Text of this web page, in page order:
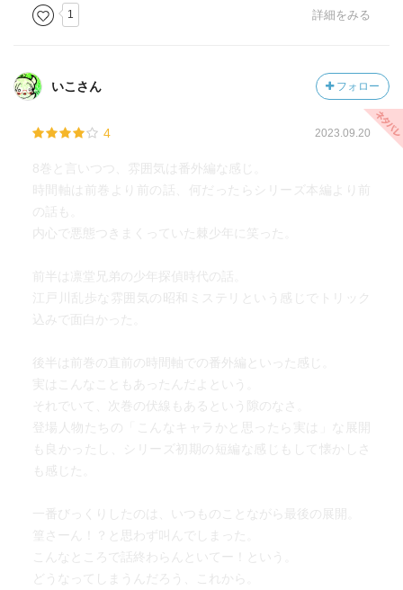
「蟲あるいはエピローグ」
奪われた首に纏わる動物たちは。
を蝕んでいくのが分かっていたのであれば普通ならば恐怖
に気が狂ってしまうだろうな。
最後の一人になるまで続けるのであれば、これは序章に過
ぎず独りになるまで終わることはないのだろうな。
1 詳細をみる
いこさん フォロー
4 2023.09.20
8巻と言いつつ、雰囲気は番外編な感じ。
時間軸は前巻より前の話、何だったらシリーズ本編より前
の話も。
内心で悪態つきまくっていた棘少年に笑った。
前半は凛堂兄弟の少年探偵時代の話。
江戸川乱歩な雰囲気の昭和ミステリという感じでトリック
込みで面白かった。
後半は前巻の直前の時間軸での番外編といった感じ。
実はこんなこともあったんだよという。
それでいて、次巻の伏線もあるという隙のなさ。
登場人物たちの「こんなキャラかと思ったら実は」な展開
も良かったし、シリーズ初期の短編な感じもして懐かしさ
も感じた。
一番びっくりしたのは、いつものことながら最後の展開。
篁さーん！？と思わず叫んでしまった。
こんなところで話終わらんといてー！という。
どうなってしまうんだろう、これから。